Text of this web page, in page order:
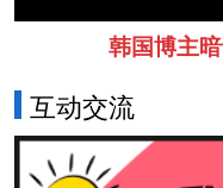
韩国博主
互动交流